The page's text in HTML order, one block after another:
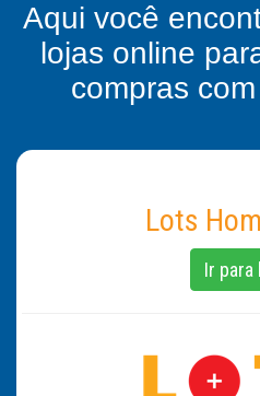
Aqui você
lojas online
compras
Lots
Ir para